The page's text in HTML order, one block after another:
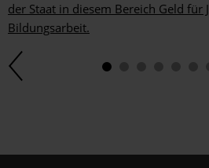
der Staat in diesem Bereich Geld für
Bildungsarbeit.